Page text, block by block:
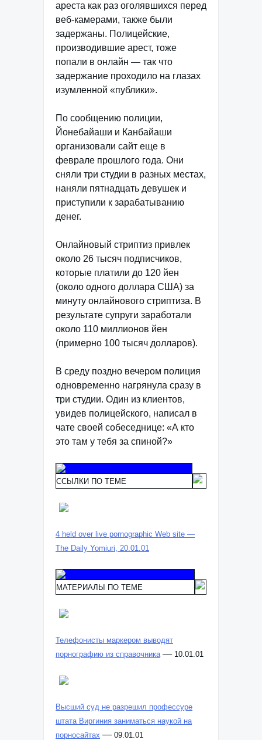
ареста как раз оголявшихся перед
веб-камерами, также были
задержаны. Полицейские,
производившие арест, тоже
попали в онлайн — так что
задержание проходило на глазах
изумленной «публики».
По сообщению полиции,
Йонебайаши и Канбайаши
организовали сайт еще в
феврале прошлого года. Они
сняли три студии в разных местах,
наняли пятнадцать девушек и
приступили к зарабатыванию
денег.
Онлайновый стриптиз привлек
около 26 тысяч подписчиков,
которые платили до 120 йен
(около одного доллара США) за
минуту онлайнового стриптиза. В
результате супруги заработали
около 110 миллионов йен
(примерно 100 тысяч долларов).
В среду поздно вечером полиция
одновременно нагрянула сразу в
три студии. Один из клиентов,
увидев полицейского, написал в
чате своей собеседнице: «А кто
это там у тебя за спиной?»
ССЫЛКИ ПО ТЕМЕ
4 held over live pornographic Web site —
The Daily Yomiuri, 20.01.01
МАТЕРИАЛЫ ПО ТЕМЕ
Телефонисты маркером выводят
порнографию из справочника — 10.01.01
Высший суд не разрешил профессуре
штата Виргиния заниматься наукой на
порносайтах — 09.01.01